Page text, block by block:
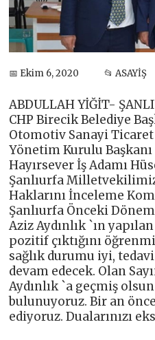
📅 Ekim 6, 2020 📂 ASAYİŞ
ABDULLAH YİĞİT-
CHP Birecik Belediye
Otomotiv Sanayi
Yönetim Kurulu
Hayırsever İş Adamı
Şanlıurfa
Haklarını İnceleme
Şanlıurfa Önceki Dönem
Aziz Aydınlık `ın
pozitif çıktığını
sağlık durumu iyi,
devam edecek. Olan
Aydınlık `a geçmiş
bulunuyoruz. Bir an
ediyoruz. Dualarınızı